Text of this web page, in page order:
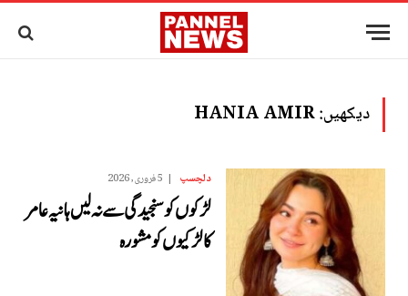
دیکھیں:HANIA AMIR
دلچسپ 5 فروری, 2026
لڑکوں کو سنجیدگی سے نہ لیں ہانیہ عامر
کا لڑکیوں کو مشورہ